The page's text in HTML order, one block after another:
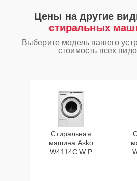
Цены на другие
стиральных
Выберите модель вашего
стоимость всех
Стиральная
машина Asko
W4114C.W.P